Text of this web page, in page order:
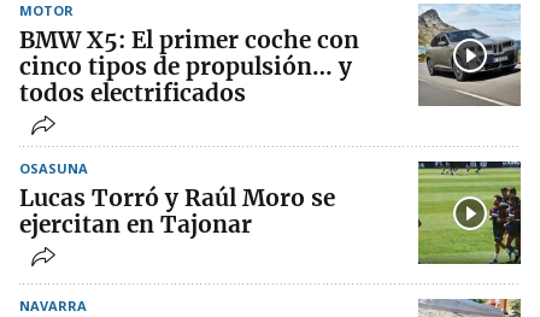
MOTOR
BMW X5: El primer coche con
cinco tipos de propulsión… y
todos electrificados
OSASUNA
Lucas Torró y Raúl Moro se
ejercitan en Tajonar
NAVARRA